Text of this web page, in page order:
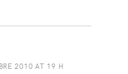
2010 AT 19 H